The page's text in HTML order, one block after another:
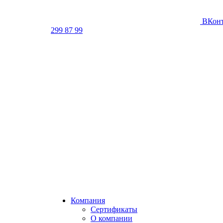
299 87 99
Компания
Сертификаты
О компании